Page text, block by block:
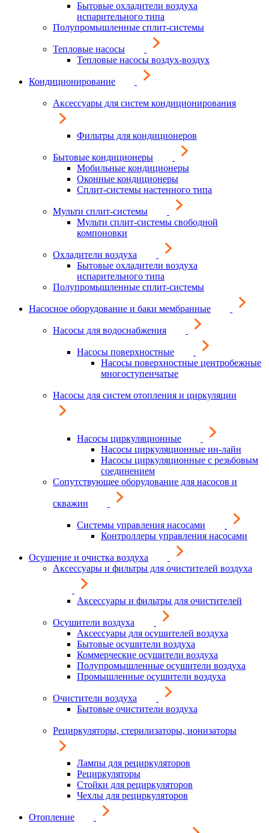
Бытовые охладители воздуха
испарительного типа
Полупромышленные сплит-системы
Тепловые насосы
Тепловые насосы воздух-воздух
Кондиционирование
Аксессуары для систем кондиционирования
Фильтры для кондиционеров
Бытовые кондиционеры
Мобильные кондиционеры
Оконные кондиционеры
Сплит-системы настенного типа
Мульти сплит-системы
Мульти сплит-системы свободной
компоновки
Охладители воздуха
Бытовые охладители воздуха
испарительного типа
Полупромышленные сплит-системы
Насосное оборудование и баки мембранные
Насосы для водоснабжения
Насосы поверхностные
Насосы поверхностные центробежные
многоступенчатые
Насосы для систем отопления и циркуляции
Насосы циркуляционные
Насосы циркуляционные ин-лайн
Насосы циркуляционные с резьбовым
соединением
Сопутствующее оборудование для насосов и
скважин
Системы управления насосами
Контроллеры управления насосами
Осушение и очистка воздуха
Аксессуары и фильтры для очистителей воздуха
Аксессуары и фильтры для очистителей
Осушители воздуха
Аксессуары для осушителей воздуха
Бытовые осушители воздуха
Коммерческие осушители воздуха
Полупромышленные осушители воздуха
Промышленные осушители воздуха
Очистители воздуха
Бытовые очистители воздуха
Рециркуляторы, стерилизаторы, ионизаторы
Лампы для рециркуляторов
Рециркуляторы
Стойки для рециркуляторов
Чехлы для рециркуляторов
Отопление